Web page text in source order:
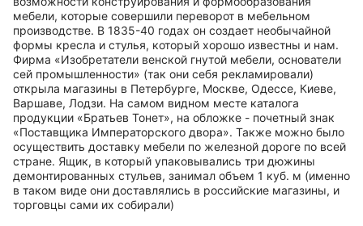
мебели, которые совершили переворот в мебельном
производстве. В 1835-40 годах он создает необычайной
формы кресла и стулья, который хорошо известны и нам.
Фирма «Изобретатели венской гнутой мебели, основатели
сей промышленности» (так они себя рекламировали)
открыла магазины в Петербурге, Москве, Одессе, Киеве,
Варшаве, Лодзи. На самом видном месте каталога
продукции «Братьев Тонет», на обложке - почетный знак
«Поставщика Императорского двора». Также можно было
осуществить доставку мебели по железной дороге по всей
стране. Ящик, в который упаковывались три дюжины
демонтированных стульев, занимал объем 1 куб. м (именно
в таком виде они доставлялись в российские магазины, и
торговцы сами их собирали)